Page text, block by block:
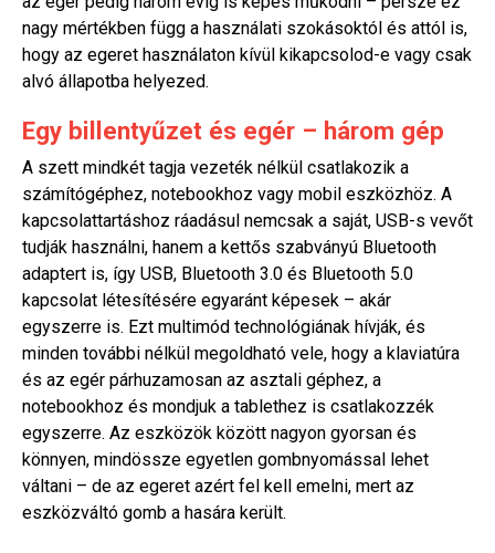
nagy mértékben függ a használati szokásoktól és attól is,
hogy az egeret használaton kívül kikapcsolod-e vagy csak
alvó állapotba helyezed.
Egy billentyűzet és egér – három gép
A szett mindkét tagja vezeték nélkül csatlakozik a
számítógéphez, notebookhoz vagy mobil eszközhöz. A
kapcsolattartáshoz ráadásul nemcsak a saját, USB-s vevőt
tudják használni, hanem a kettős szabványú Bluetooth
adaptert is, így USB, Bluetooth 3.0 és Bluetooth 5.0
kapcsolat létesítésére egyaránt képesek – akár
egyszerre is. Ezt multimód technológiának hívják, és
minden további nélkül megoldható vele, hogy a klaviatúra
és az egér párhuzamosan az asztali géphez, a
notebookhoz és mondjuk a tablethez is csatlakozzék
egyszerre. Az eszközök között nagyon gyorsan és
könnyen, mindössze egyetlen gombnyomással lehet
váltani – de az egeret azért fel kell emelni, mert az
eszközváltó gomb a hasára került.